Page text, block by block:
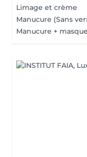
Limage et crème
Manucure (Sans
Manucure +